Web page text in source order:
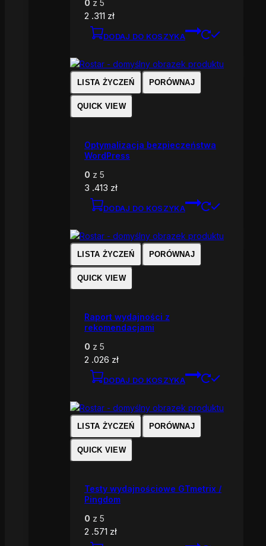
0 z 5
2 .311 zł
DODAJ DO KOSZYKA
LISTA ŻYCZEŃ PORÓWNAJ
QUICK VIEW
Optymalizacja bezpieczeństwa
WordPress
0 z 5
3 .413 zł
DODAJ DO KOSZYKA
LISTA ŻYCZEŃ PORÓWNAJ
QUICK VIEW
Raport wydajności z
rekomendacjami
0 z 5
2 .026 zł
DODAJ DO KOSZYKA
LISTA ŻYCZEŃ PORÓWNAJ
QUICK VIEW
Testy wydajnościowe GTmetrix /
Pingdom
0 z 5
2 .571 zł